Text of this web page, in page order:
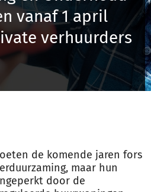
Inloggen
vanaf 1 april
verhuurders
de komende jaren fors
maar hun
door de